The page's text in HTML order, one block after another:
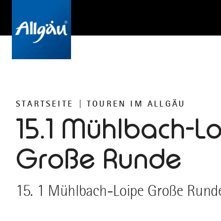
STARTSEITE TOUREN IM ALLGÄU
15.1 Mühlbach-
Große Runde
15. 1 Mühlbach-Loipe Große